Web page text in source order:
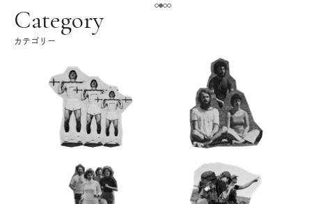
Category
カテゴリー